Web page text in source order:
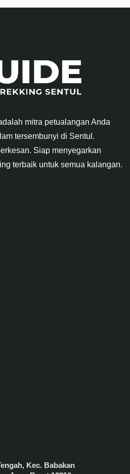
mitra petualangan Anda
tersembunyi di Sentul.
Siap menyegarkan
terbaik untuk semua kalangan.
Kec. Babakan